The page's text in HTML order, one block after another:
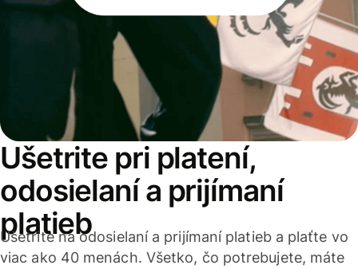
Ušetrite pri platení,
odosielaní a prijímaní
platieb
Ušetrite na odosielaní a prijímaní platieb a plaťte vo
viac ako 40 menách. Všetko, čo potrebujete, máte